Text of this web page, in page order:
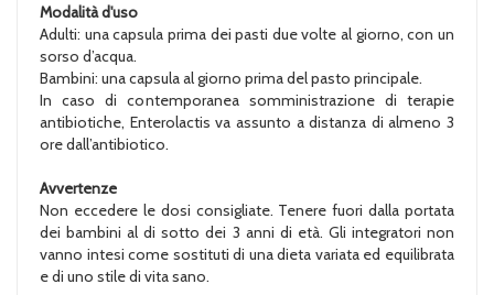
Modalità d'uso
Adulti: una capsula prima dei pasti due volte al giorno, con un
sorso d’acqua.
Bambini: una capsula al giorno prima del pasto principale.
In caso di contemporanea somministrazione di terapie
antibiotiche, Enterolactis va assunto a distanza di almeno 3
ore dall’antibiotico.
Avvertenze
Non eccedere le dosi consigliate. Tenere fuori dalla portata
dei bambini al di sotto dei 3 anni di età. Gli integratori non
vanno intesi come sostituti di una dieta variata ed equilibrata
e di uno stile di vita sano.